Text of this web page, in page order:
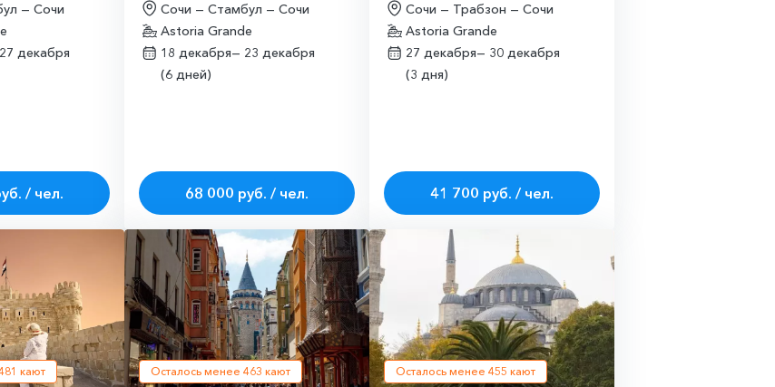
— Сочи
27 декабря
/ чел.
Сочи — Стамбул — Сочи
Astoria Grande
18 декабря— 23 декабря
(6 дней)
68 000 руб. / чел.
Сочи — Трабзон — Сочи
Astoria Grande
27 декабря— 30 декабря
(3 дня)
41 700 руб. / чел.
кают Осталось менее 463 кают Осталось менее 455 кают